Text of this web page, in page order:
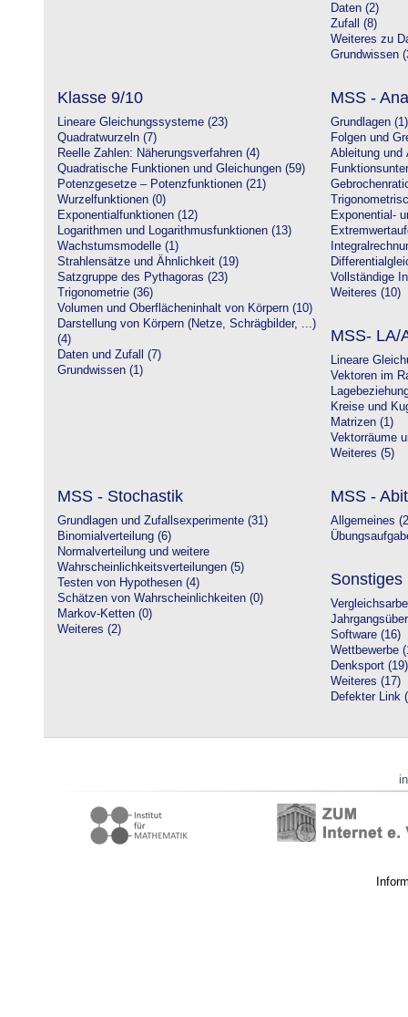
Daten (2)
Zufall (8)
Weiteres zu
Grundwissen
Klasse 9/10
Lineare Gleichungssysteme (23)
Quadratwurzeln (7)
Reelle Zahlen: Näherungsverfahren (4)
Quadratische Funktionen und Gleichungen (59)
Potenzgesetze – Potenzfunktionen (21)
Wurzelfunktionen (0)
Exponentialfunktionen (12)
Logarithmen und Logarithmusfunktionen (13)
Wachstumsmodelle (1)
Strahlensätze und Ähnlichkeit (19)
Satzgruppe des Pythagoras (23)
Trigonometrie (36)
Volumen und Oberflächeninhalt von Körpern (10)
Darstellung von Körpern (Netze, Schrägbilder, ...)
(4)
Daten und Zufall (7)
Grundwissen (1)
MSS -
Grundlagen (1)
Folgen und
Ableitung und
Exponential-
Vollständige
Weiteres (10)
MSS- LA/
Lineare
Vektoren im
Kreise und
Matrizen (1)
Vektorräume
Weiteres (5)
MSS - Stochastik
Grundlagen und Zufallsexperimente (31)
Binomialverteilung (6)
Normalverteilung und weitere
Wahrscheinlichkeitsverteilungen (5)
Testen von Hypothesen (4)
Schätzen von Wahrscheinlichkeiten (0)
Markov-Ketten (0)
Weiteres (2)
MSS -
Allgemeines
Sonstiges
Software (16)
Wettbewerbe
Denksport (19)
Weiteres (17)
Defekter Link